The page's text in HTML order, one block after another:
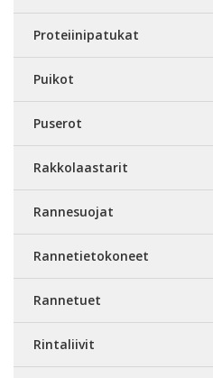
Proteiinipatukat
Puikot
Puserot
Rakkolaastarit
Rannesuojat
Rannetietokoneet
Rannetuet
Rintaliivit